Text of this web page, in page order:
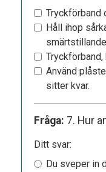
Tryckförband
Håll ihop
Tryckförband,
Använd
sitter kvar.
Fråga: 7. Hur
Ditt svar:
Du sveper in